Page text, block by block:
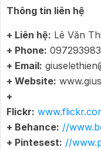
Thông tin liên hệ
+ Liên hệ: Lê Văn
+ Phone:
+ Email:
+ Website:
+
Flickr:
+ Behance: //
+ Pintesest: //